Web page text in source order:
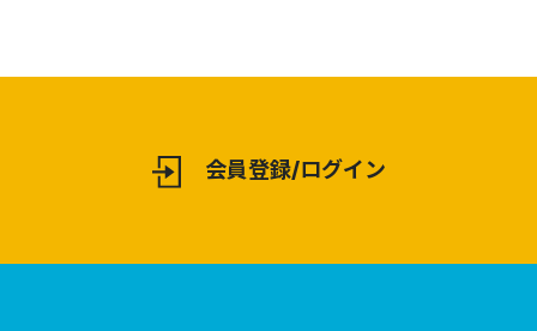
会員登録/ログイン